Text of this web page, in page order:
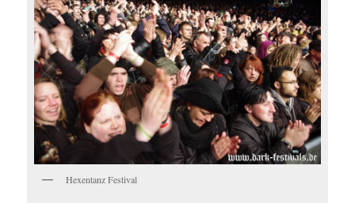
Hexentanz Festival